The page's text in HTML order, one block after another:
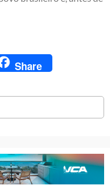
Share